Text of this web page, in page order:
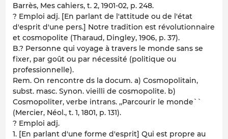
Barrès, Mes cahiers, t. 2, 1901-02, p. 248.
? Emploi adj. [En parlant de l'attitude ou de l'état
d'esprit d'une pers.] Notre tradition est révolutionnaire
et cosmopolite (Tharaud, Dingley, 1906, p. 37).
B.? Personne qui voyage à travers le monde sans se
fixer, par goût ou par nécessité (politique ou
professionnelle).
Rem. On rencontre ds la docum. a) Cosmopolitain,
subst. masc. Synon. vieilli de cosmopolite. b)
Cosmopoliter, verbe intrans. ,,Parcourir le monde``
(Mercier, Néol., t. 1, 1801, p. 131).
? Emploi adj.
1. [En parlant d'une forme d'esprit] Qui est propre au